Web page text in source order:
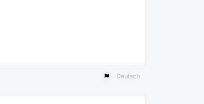
Deutsch